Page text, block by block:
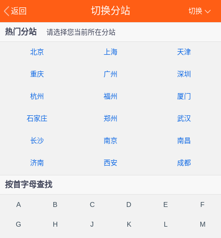
返回 切换
切换分站
热门分站 请选择您当前所在分站
北京 上海 天津
重庆 广州 深圳
杭州 福州 厦门
石家庄 郑州 武汉
长沙 南京 南昌
济南 西安 成都
按首字母查找
A B C D E F
G H J K L M